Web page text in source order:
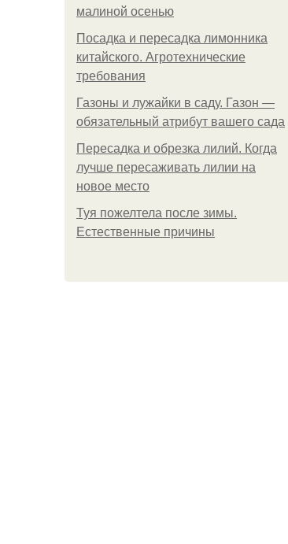
малиной осенью
Посадка и пересадка лимонника
китайского. Агротехнические
требования
Газоны и лужайки в саду. Газон —
обязательный атрибут вашего сада
Пересадка и обрезка лилий. Когда
лучше пересаживать лилии на
новое место
Туя пожелтела после зимы.
Естественные причины